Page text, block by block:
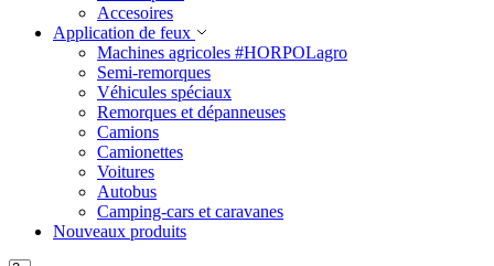
Accesoires
Application de feux
Machines agricoles #HORPOLagro
Semi-remorques
Véhicules spéciaux
Remorques et dépanneuses
Camions
Camionettes
Voitures
Autobus
Camping-cars et caravanes
Nouveaux produits